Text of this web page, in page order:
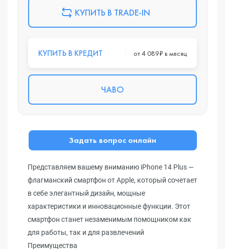
КУПИТЬ В TRADE-IN
КУПИТЬ В КРЕДИТ от 4 089₽ в месяц
ЧАВО
Задать вопрос онлайн
Представляем вашему вниманию iPhone 14 Plus —
флагманский смартфон от Apple, который сочетает
в себе элегантный дизайн, мощные
характеристики и инновационные функции. Этот
смартфон станет незаменимым помощником как
для работы, так и для развлечений
Преимущества